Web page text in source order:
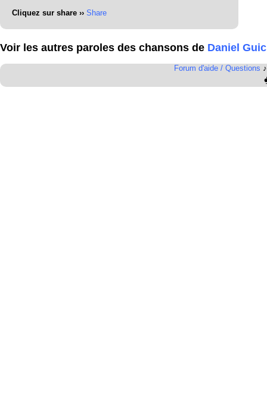
Cliquez sur share ›› Share
Voir les autres paroles des chansons de Daniel
Forum d'aide / Questions